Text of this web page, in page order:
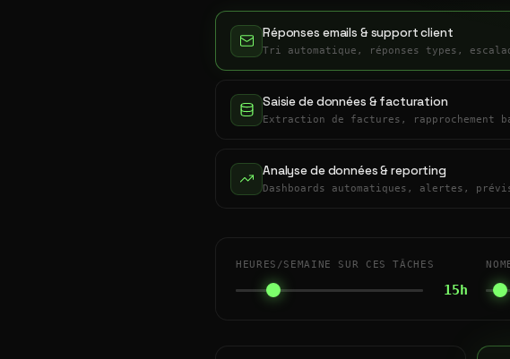
Réponses emails & support client
Tri automatique, réponses types,
Saisie de données & facturation
Extraction de factures, rapprochement
Analyse de données & reporting
Dashboards automatiques, alertes,
HEURES/SEMAINE SUR CES TÂCHES
15h